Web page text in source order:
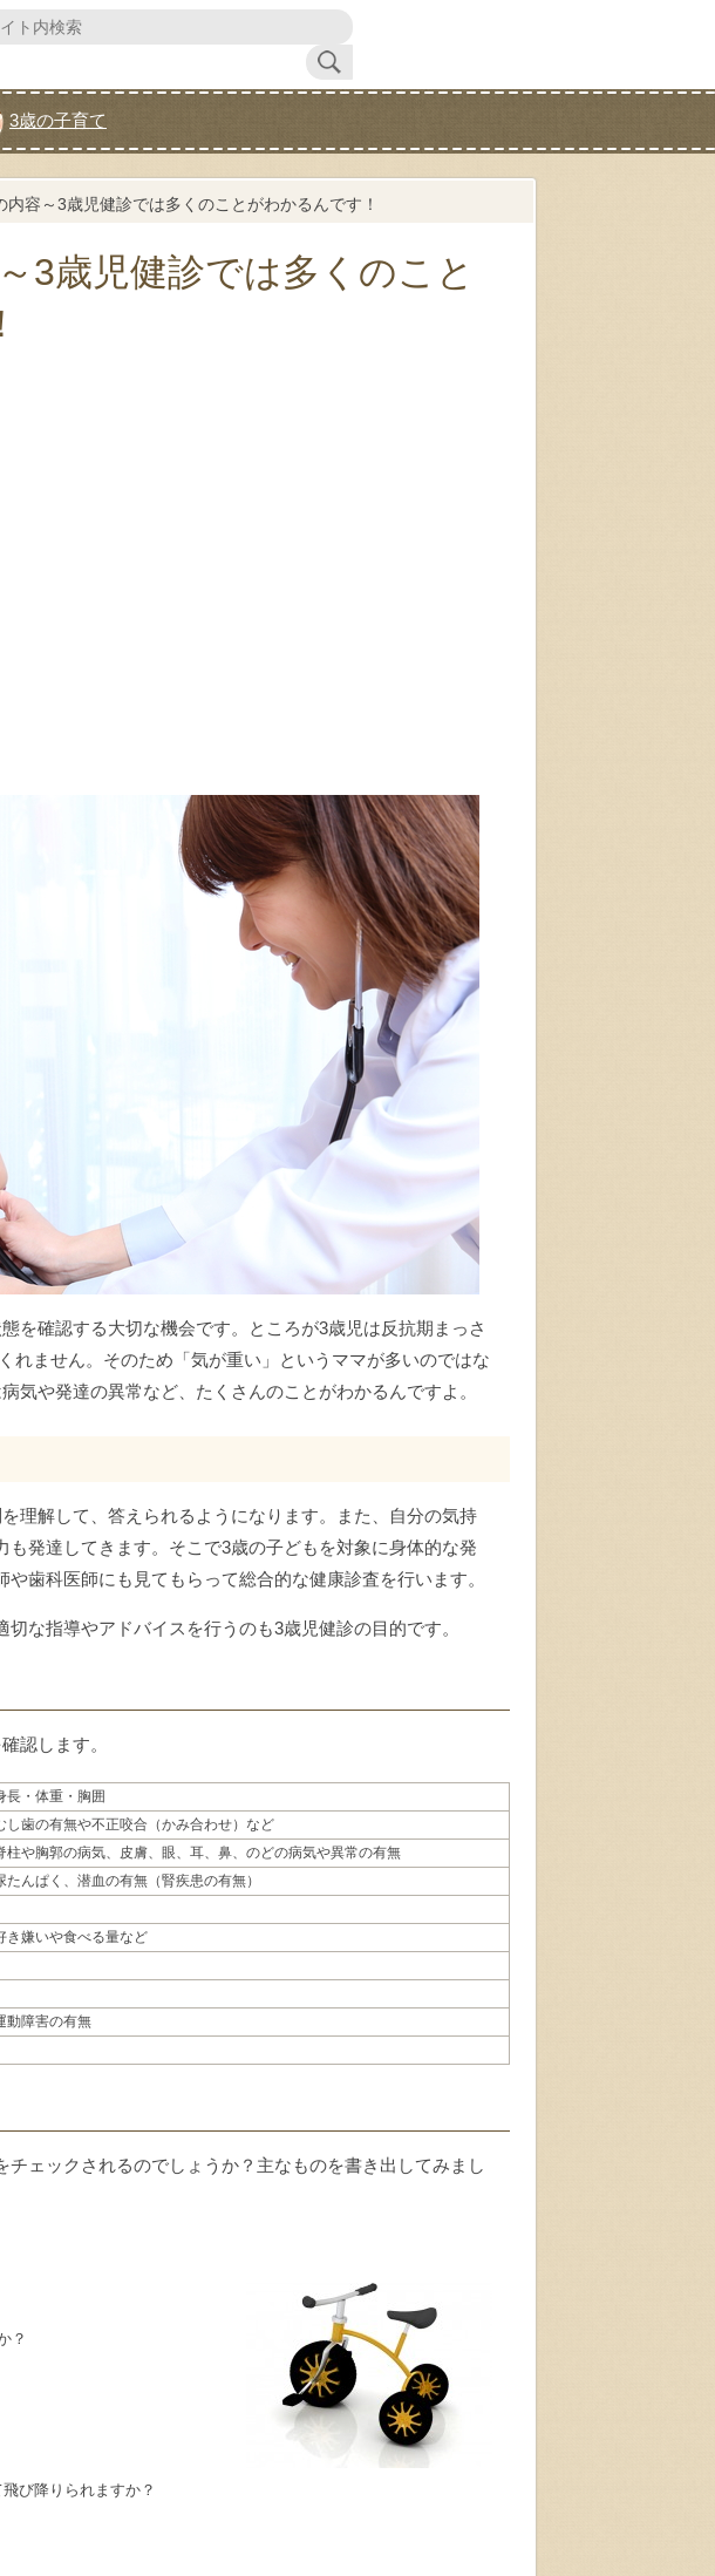
3歳の子育て
内容～3歳児健診では多くのことがわかるんです！
3歳児健診では多くのこと
を確認する大切な機会です。ところが3歳児は反抗期まっさ
れません。そのため「気が重い」というママが多いのではな
気や発達の異常など、たくさんのことがわかるんですよ。
理解して、答えられるようになります。また、自分の気持
も発達してきます。そこで3歳の子どもを対象に身体的な発
歯科医師にも見てもらって総合的な健康診査を行います。
な指導やアドバイスを行うのも3歳児健診の目的です。
認します。
長・体重・胸囲
し歯の有無や不正咬合（かみ合わせ）など
柱や胸郭の病気、皮膚、眼、耳、鼻、のどの病気や異常の有無
たんぱく、潜血の有無（腎疾患の有無）
き嫌いや食べる量など
動障害の有無
ェックされるのでしょうか？主なものを書き出してみまし
？
び降りられますか？